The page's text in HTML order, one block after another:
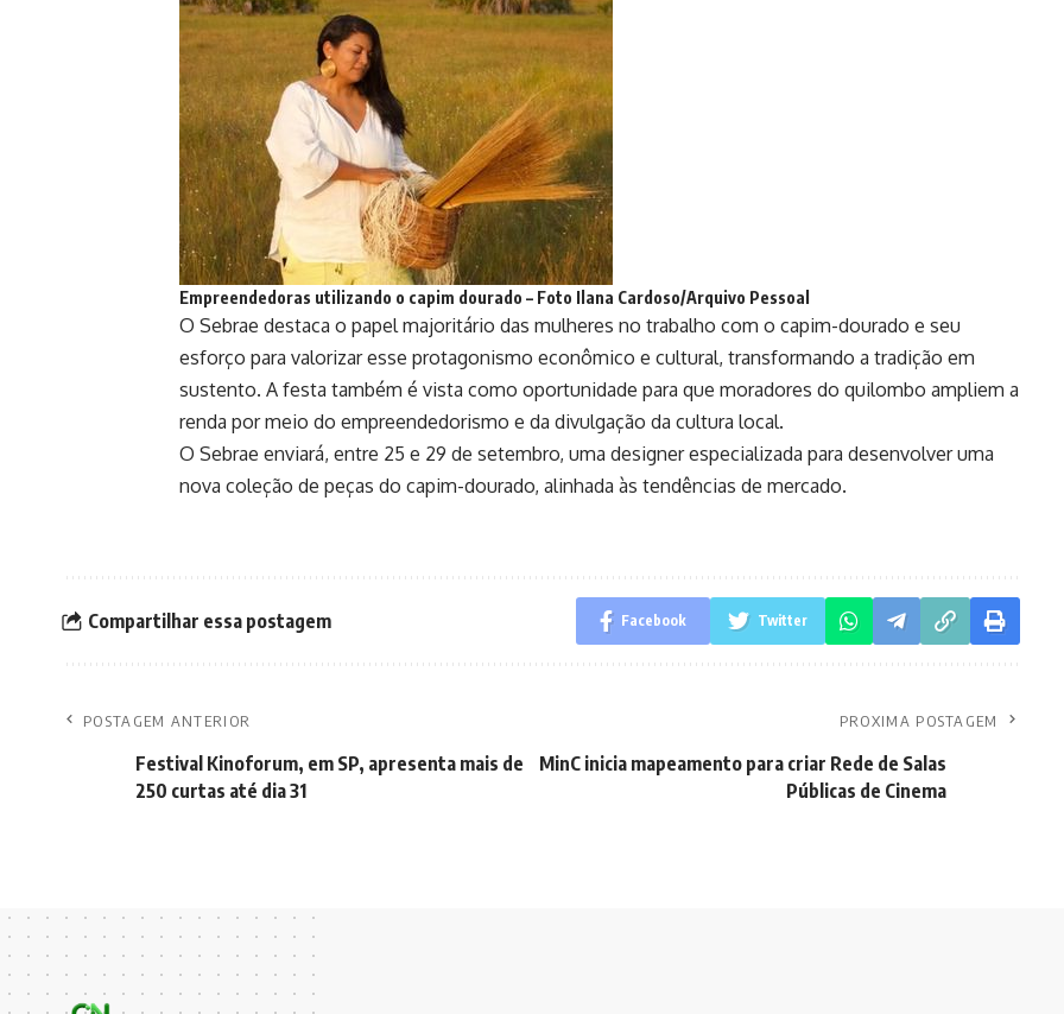
Empreendedoras utilizando o capim dourado – Foto Ilana Cardoso/Arquivo Pessoal
O Sebrae destaca o papel majoritário das mulheres no trabalho com o capim-dourado e seu
esforço para valorizar esse protagonismo econômico e cultural, transformando a tradição em
sustento. A festa também é vista como oportunidade para que moradores do quilombo ampliem a
renda por meio do empreendedorismo e da divulgação da cultura local.
O Sebrae enviará, entre 25 e 29 de setembro, uma designer especializada para desenvolver uma
nova coleção de peças do capim-dourado, alinhada às tendências de mercado.
Compartilhar essa postagem Facebook Twitter
POSTAGEM ANTERIOR
Festival Kinoforum, em SP, apresenta mais de
250 curtas até dia 31
PROXIMA POSTAGEM
MinC inicia mapeamento para criar Rede de Salas
Públicas de Cinema